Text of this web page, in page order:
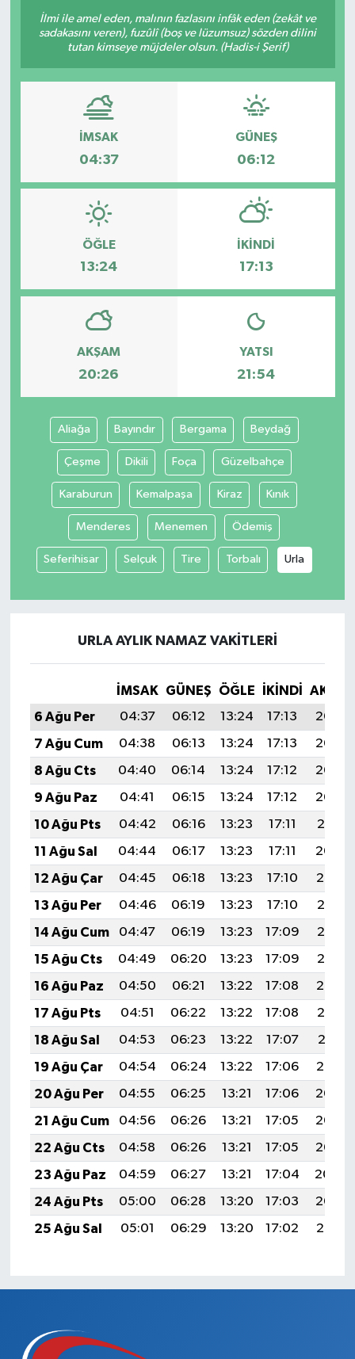
İlmi ile amel eden, malının fazlasını infâk eden (zekât ve
sadakasını veren), fuzûlî (boş ve lüzumsuz) sözden dilini
tutan kimseye müjdeler olsun. (Hadis-i Şerif)
İMSAK
04:37
GÜNEŞ
06:12
ÖĞLE
13:24
İKINDI
17:13
AKŞAM
20:26
YATSI
21:54
Aliağa Bayındır Bergama Beydağ
Çeşme Dikili Foça Güzelbahçe
Karaburun Kemalpaşa Kiraz Kınık
Menderes Menemen Ödemiş
Seferihisar Selçuk Tire Torbalı Urla
URLA AYLIK NAMAZ VAKITLERI
İMSAK GÜNEŞ ÖĞLE İKINDI
6 Ağu Per
04:37 06:12 13:24 17:13
20:26
7 Ağu Cum
04:38 06:13 13:24 17:13
20:24
8 Ağu Cts
04:40 06:14 13:24 17:12
20:23
9 Ağu Paz
04:41 06:15 13:24 17:12
20:22
10 Ağu Pts
04:42 06:16 13:23 17:11
20:21
11 Ağu Sal
04:44 06:17 13:23 17:11
20:20
12 Ağu Çar
04:45 06:18 13:23 17:10
20:19
13 Ağu Per
04:46 06:19 13:23 17:10
20:17
14 Ağu Cum
04:47 06:19 13:23 17:09
20:16
15 Ağu Cts
04:49 06:20 13:23 17:09
20:15
16 Ağu Paz
04:50 06:21 13:22 17:08
20:14
17 Ağu Pts
04:51 06:22 13:22 17:08
20:12
18 Ağu Sal
04:53 06:23 13:22 17:07
20:11
19 Ağu Çar
04:54 06:24 13:22 17:06
20:10
20 Ağu Per
04:55 06:25 13:21 17:06
20:08
21 Ağu Cum
04:56 06:26 13:21 17:05
20:07
22 Ağu Cts
04:58 06:26 13:21 17:05
20:06
23 Ağu Paz
04:59 06:27 13:21 17:04
20:04
24 Ağu Pts
05:00 06:28 13:20 17:03
20:03
25 Ağu Sal
05:01 06:29 13:20 17:02 20:01